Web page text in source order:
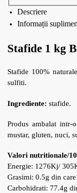
Descriere
Informații
Stafide 1 kg
Stafide 100%
sulfiti.
Ingrediente: stafide.
Produs ambalat intr-
mustar, gluten, nuci,
Valori nutritionale/
Energie: 1276Kj/
Grasimi: 0.5g din care
Carbohidrati: 77.4g